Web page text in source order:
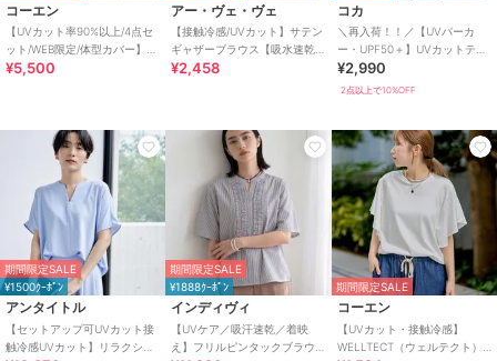
コーエン
【UVカット率90%以上/4点セ
ット/WEB限定/体型カバー】シ
ュシュ付きアソートスイムウ
¥5,500
アー・ヴェ・ヴェ
【接触冷感/UVカット】サテン
ギャザーブラウス【吸水速乾/
イージーケア】
¥2,458
コカ
＼再入荷！！／【UVパーカ
ー・UPF50＋】UVカットティ
アードパーカー 全4色
¥2,990
2点以上で10%OFF
期間限定SALE
¥1500ｸｰﾎﾟﾝ
アンタイトル
【セットアップ可UVカット接
触冷感UVカット】リラクシー
期間限定SALE
¥1888ｸｰﾎﾟﾝ
インディヴィ
【UVケア／吸汗速乾／着映
え】フリルピンタックブラウ
期間限定SALE
コーエン
【UVカット・接触冷感】
WELLTECT（ウェルテクト）